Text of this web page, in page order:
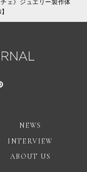
ェ》ジュエリー製作体
NEWS
INTERVIEW
ABOUT US